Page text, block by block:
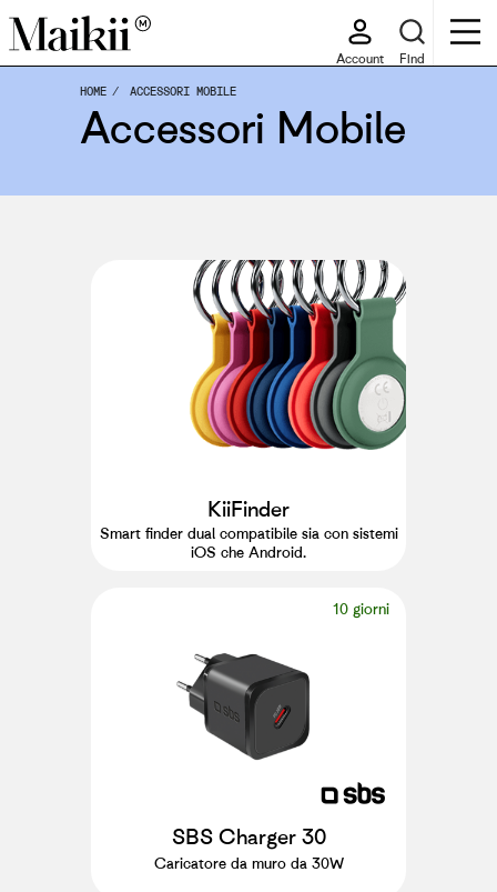
Account Find
HOME ACCESSORI MOBILE
Accessori Mobile
KiiFinder
Smart finder dual compatibile sia con sistemi
iOS che Android.
10 giorni
SBS Charger 30
Caricatore da muro da 30W